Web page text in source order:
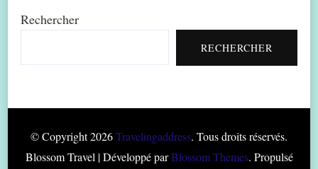
Rechercher
RECHERCHER
© Copyright 2026Travelingaddress. Tous droits réservés.
Blossom Travel | Développé parBlossom Themes. Propulsé